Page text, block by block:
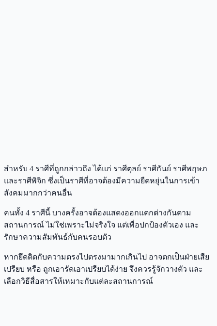
สำหรับ 4 ราศีที่ถูกกล่าวถึง ได้แก่ ราศีตุลย์ ราศีกันย์ ราศีพฤษภ
และราศีพิจิก ซึ่งเป็นราศีที่อาจต้องมีความยืดหยุ่นในการเข้า
สังคมมากกว่าคนอื่น
คนทั้ง 4 ราศีนี้ บางครั้งอาจต้องแสดงออกแตกต่างกันตาม
สถานการณ์ ไม่ใช่เพราะไม่จริงใจ แต่เพื่อปกป้องตัวเอง และ
รักษาความสัมพันธ์กับคนรอบตัว
หากยึดติดกับความตรงไปตรงมามากเกินไป อาจตกเป็นฝ่ายเสีย
เปรียบ หรือ ถูกเอารัดเอาเปรียบได้ง่าย จึงควรรู้จักวางตัว และ
เลือกวิธีสื่อสารให้เหมาะกับแต่ละสถานการณ์